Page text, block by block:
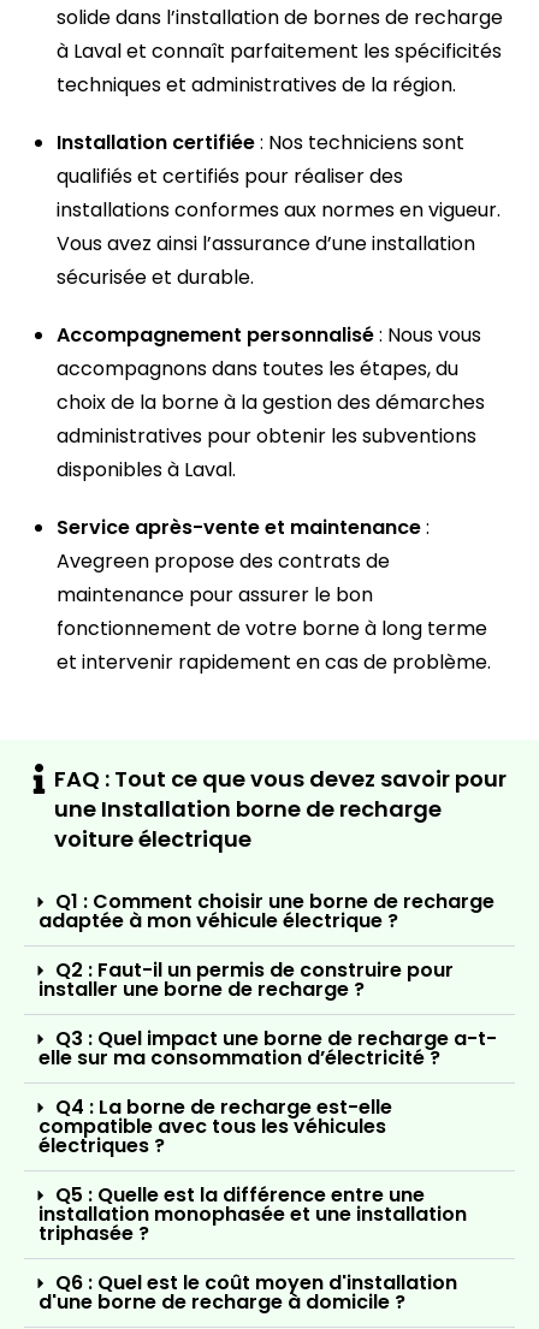
solide dans l’installation de bornes de recharge
à Laval et connaît parfaitement les spécificités
techniques et administratives de la région.
Installation certifiée: Nos techniciens sont
qualifiés et certifiés pour réaliser des
installations conformes aux normes en vigueur.
Vous avez ainsi l’assurance d’une installation
sécurisée et durable.
Accompagnement personnalisé: Nous vous
accompagnons dans toutes les étapes, du
choix de la borne à la gestion des démarches
administratives pour obtenir les subventions
disponibles à Laval.
Service après-vente et maintenance:
Avegreen propose des contrats de
maintenance pour assurer le bon
fonctionnement de votre borne à long terme
et intervenir rapidement en cas de problème.
FAQ : Tout ce que vous devez savoir pour
une Installation borne de recharge
voiture électrique
Q1 : Comment choisir une borne de recharge
adaptée à mon véhicule électrique ?
Q2 : Faut-il un permis de construire pour
installer une borne de recharge ?
Q3 : Quel impact une borne de recharge a-t-
elle sur ma consommation d’électricité ?
Q4 : La borne de recharge est-elle
compatible avec tous les véhicules
électriques ?
Q5 : Quelle est la différence entre une
installation monophasée et une installation
triphasée ?
Q6 : Quel est le coût moyen d'installation
d'une borne de recharge à domicile ?